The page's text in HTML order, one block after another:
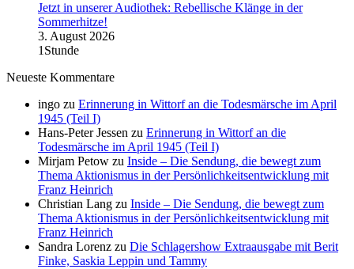
Jetzt in unserer Audiothek: Rebellische Klänge in der
Sommerhitze!
3. August 2026
1Stunde
Neueste Kommentare
ingo zu Erinnerung in Wittorf an die Todesmärsche im April
1945 (Teil I)
Hans-Peter Jessen zu Erinnerung in Wittorf an die
Todesmärsche im April 1945 (Teil I)
Mirjam Petow zu Inside – Die Sendung, die bewegt zum
Thema Aktionismus in der Persönlichkeitsentwicklung mit
Franz Heinrich
Christian Lang zu Inside – Die Sendung, die bewegt zum
Thema Aktionismus in der Persönlichkeitsentwicklung mit
Franz Heinrich
Sandra Lorenz zu Die Schlagershow Extraausgabe mit Berit
Finke, Saskia Leppin und Tammy